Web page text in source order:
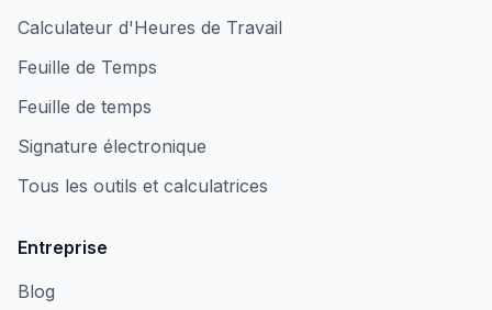
Calculateur d'Heures de Travail
Feuille de Temps
Feuille de temps
Signature électronique
Tous les outils et calculatrices
Entreprise
Blog